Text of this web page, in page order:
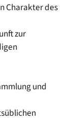
Charakter des
zur
und